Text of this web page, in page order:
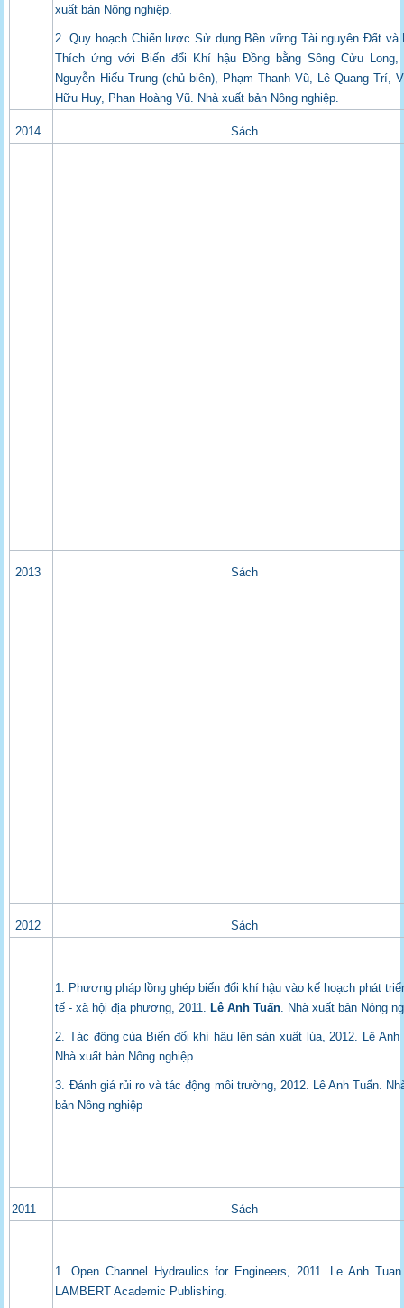
xuất bản Nông nghiệp.
2. Quy hoạch Chiến lược Sử dụng Bền vững Tài nguyên Đất và
Thích ứng với Biến đổi Khí hậu Đồng bằng Sông Cửu Long,
Nguyễn Hiếu Trung (chủ biên), Phạm Thanh Vũ, Lê Quang Trí,
Hữu Huy, Phan Hoàng Vũ. Nhà xuất bản Nông nghiệp.
2014 Sách
2013 Sách
2012 Sách
1. Phương pháp lồng ghép biến đổi khí hậu vào kế hoạch phát
tế - xã hội địa phương, 2011.
Lê Anh Tuấn . Nhà xuất bản Nông
2. Tác động của Biến đổi khí hậu lên sản xuất lúa, 2012. Lê Anh
Nhà xuất bản Nông nghiệp.
3. Đánh giá rủi ro và tác động môi trường, 2012. Lê Anh Tuấn.
bản Nông nghiệp
2011 Sách
1. Open Channel Hydraulics for Engineers, 2011. Le Anh
LAMBERT Academic Publishing.